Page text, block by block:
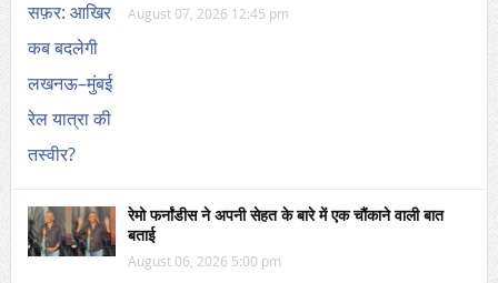
August 07, 2026 12:45 pm
रेमो फर्नांडीस ने अपनी सेहत के बारे में एक चौंकाने वाली बात
बताई
August 06, 2026 5:00 pm